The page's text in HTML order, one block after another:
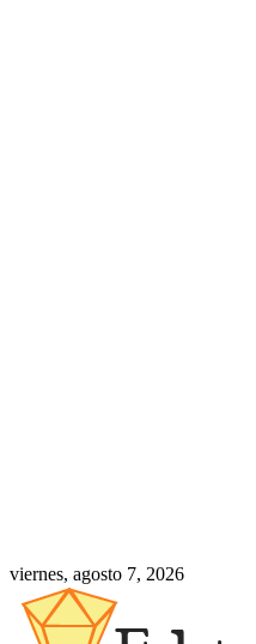
viernes, agosto 7, 2026